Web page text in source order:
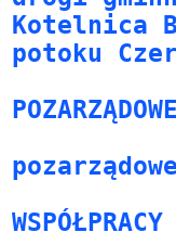
Kotelnica
potoku
POZARZĄDOWE
pozarządowe
WSPÓŁPRACY